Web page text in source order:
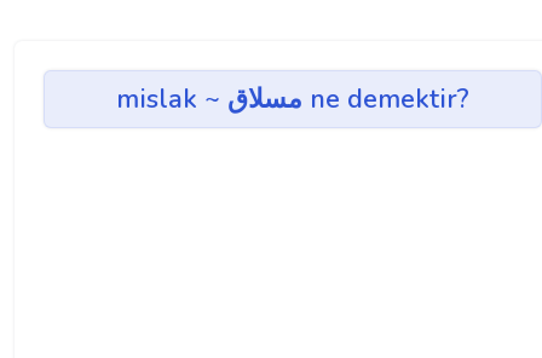
mislak ~ مسلاق ne demektir?